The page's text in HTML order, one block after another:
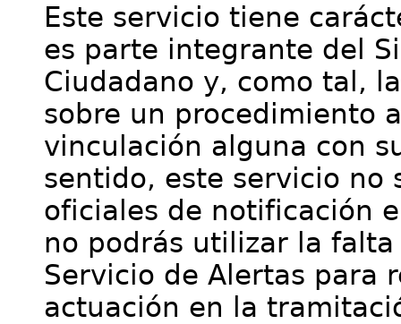
Este servicio tiene
es parte integrante del
Ciudadano y, como tal,
sobre un procedimiento
vinculación alguna con
sentido, este servicio no
oficiales de notificación
no podrás utilizar la
Servicio de Alertas para
actuación en la